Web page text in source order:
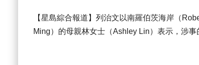
【星島綜合報道】列治文以南羅伯茨海岸（
Ming）的母親林女士（Ashley Lin）表示，涉